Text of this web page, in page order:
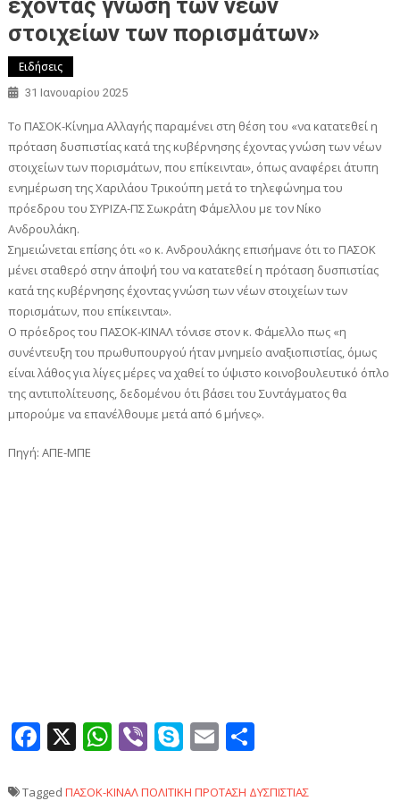
έχοντας γνώση των νέων
στοιχείων των πορισμάτων»
Ειδήσεις
31 Ιανουαρίου 2025
Το ΠΑΣΟΚ-Κίνημα Αλλαγής παραμένει στη θέση του «να κατατεθεί η
πρόταση δυσπιστίας κατά της κυβέρνησης έχοντας γνώση των νέων
στοιχείων των πορισμάτων, που επίκεινται», όπως αναφέρει άτυπη
ενημέρωση της Χαριλάου Τρικούπη μετά το τηλεφώνημα του
πρόεδρου του ΣΥΡΙΖΑ-ΠΣ Σωκράτη Φάμελλου με τον Νίκο
Ανδρουλάκη.
Σημειώνεται επίσης ότι «ο κ. Ανδρουλάκης επισήμανε ότι το ΠΑΣΟΚ
μένει σταθερό στην άποψή του να κατατεθεί η πρόταση δυσπιστίας
κατά της κυβέρνησης έχοντας γνώση των νέων στοιχείων των
πορισμάτων, που επίκεινται».
Ο πρόεδρος του ΠΑΣΟΚ-ΚΙΝΑΛ τόνισε στον κ. Φάμελλο πως «η
συνέντευξη του πρωθυπουργού ήταν μνημείο αναξιοπιστίας, όμως
είναι λάθος για λίγες μέρες να χαθεί το ύψιστο κοινοβουλευτικό όπλο
της αντιπολίτευσης, δεδομένου ότι βάσει του Συντάγματος θα
μπορούμε να επανέλθουμε μετά από 6 μήνες».
Πηγή: ΑΠΕ-ΜΠΕ
Facebook
X WhatsApp
ViberSkype
Email
Tagged ΠΑΣΟΚ-ΚΙΝΑΛΠΟΛΙΤΙΚΗ ΠΡΟΤΑΣΗ ΔΥΣΠΙΣΤΙΑΣ